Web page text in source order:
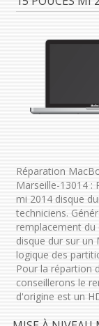
Réparation
Marseille-13014 :
mi 2014 disque
techniciens.
remplacement du
disque dur sur un
logique des
Pour la répartion
conseillerons le
d'origine est un